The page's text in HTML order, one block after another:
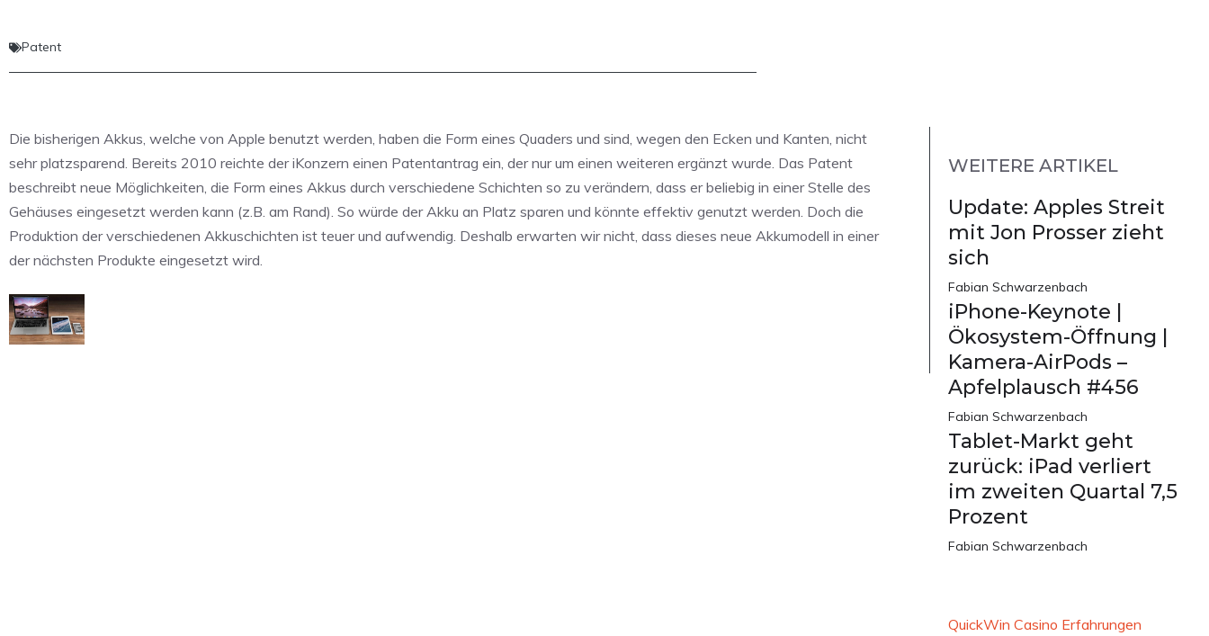
Patent
Die bisherigen Akkus, welche von Apple benutzt werden, haben die Form eines Quaders und sind, wegen den Ecken und Kanten, nicht
sehr platzsparend. Bereits 2010 reichte der iKonzern einen Patentantrag ein, der nur um einen weiteren ergänzt wurde. Das Patent
beschreibt neue Möglichkeiten, die Form eines Akkus durch verschiedene Schichten so zu verändern, dass er beliebig in einer Stelle des
Gehäuses eingesetzt werden kann (z.B. am Rand). So würde der Akku an Platz sparen und könnte effektiv genutzt werden. Doch die
Produktion der verschiedenen Akkuschichten ist teuer und aufwendig. Deshalb erwarten wir nicht, dass dieses neue Akkumodell in einer
der nächsten Produkte eingesetzt wird.
WEITERE ARTIKEL
Update: Apples Streit
mit Jon Prosser zieht
sich
Fabian Schwarzenbach
iPhone-Keynote |
Ökosystem-Öffnung |
Kamera-AirPods –
Apfelplausch #456
Fabian Schwarzenbach
Tablet-Markt geht
zurück: iPad verliert
im zweiten Quartal 7,5
Prozent
Fabian Schwarzenbach
QuickWin Casino Erfahrungen